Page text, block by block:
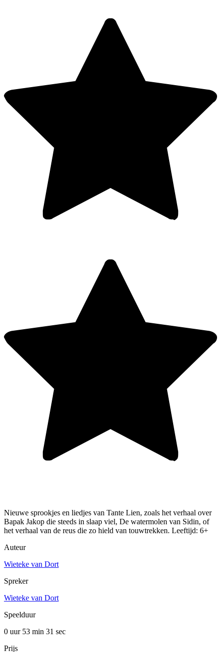
Nieuwe sprookjes en liedjes van Tante Lien, zoals het verhaal over
Bapak Jakop die steeds in slaap viel, De watermolen van Sidin, of
het verhaal van de reus die zo hield van touwtrekken. Leeftijd: 6+
Auteur
Wieteke van Dort
Spreker
Wieteke van Dort
Speelduur
0 uur 53 min 31 sec
Prijs